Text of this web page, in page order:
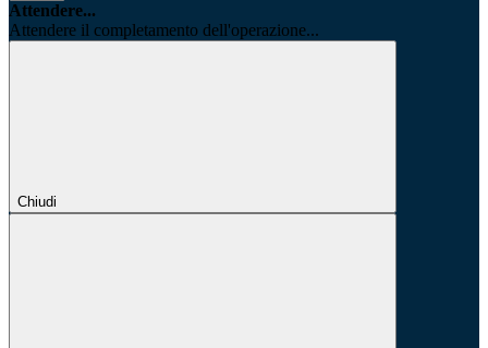
Attendere...
Attendere il completamento dell'operazione...
Chiudi